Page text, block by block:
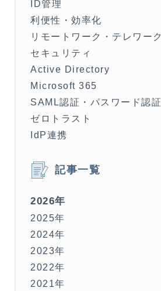
ID管理
利便性・効率化
リモートワーク・テレワーク
セキュリティ
Active Directory
Microsoft 365
SAML認証・パスワード認証
ゼロトラスト
IdP連携
記事一覧
2026年
2025年
2024年
2023年
2022年
2021年